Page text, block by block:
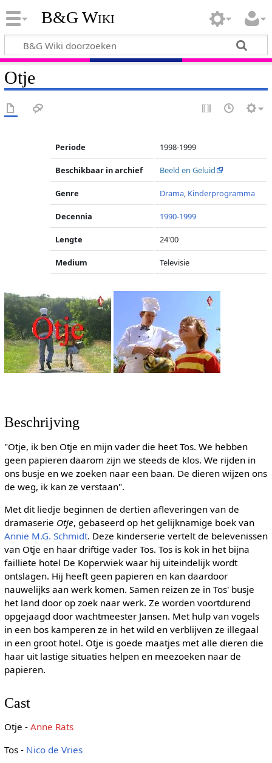
B&G Wiki
Otje
Periode 1998-1999
Beschikbaar in archief Beeld en Geluid
Genre Drama, Kinderprogramma
Decennia 1990-1999
Lengte 24'00
Medium Televisie
Beschrijving
"Otje, ik ben Otje en mijn vader die heet Tos. We hebben
geen papieren daarom zijn we steeds de klos. We rijden in
ons busje en we zoeken naar een baan. De dieren wijzen ons
de weg, ik kan ze verstaan".
Met dit liedje beginnen de dertien afleveringen van de
dramaserie Otje, gebaseerd op het gelijknamige boek van
Annie M.G. Schmidt. Deze kinderserie vertelt de belevenissen
van Otje en haar driftige vader Tos. Tos is kok in het bijna
failliete hotel De Koperwiek waar hij uiteindelijk wordt
ontslagen. Hij heeft geen papieren en kan daardoor
nauwelijks aan werk komen. Samen reizen ze in Tos' busje
het land door op zoek naar werk. Ze worden voortdurend
opgejaagd door wachtmeester Jansen. Met hulp van vogels
in een bos kamperen ze in het wild en verblijven ze illegaal
in een groot hotel. Otje is goede maatjes met alle dieren die
haar uit lastige situaties helpen en meezoeken naar de
papieren.
Cast
Otje - Anne Rats
Tos - Nico de Vries